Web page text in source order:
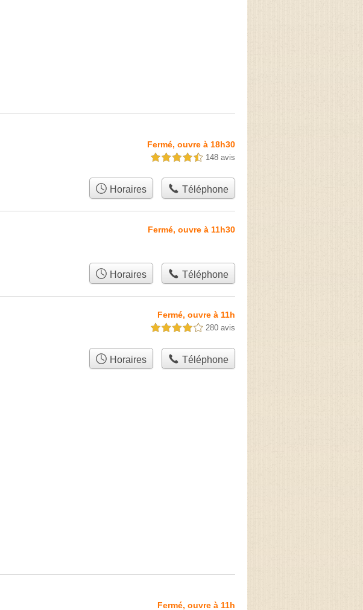
Fermé, ouvre à 18h30
4,5 étoiles sur 5 148 avis
Horaires Téléphone
Fermé, ouvre à 11h30
Horaires Téléphone
Fermé, ouvre à 11h
4,0 étoiles sur 5 280 avis
Horaires Téléphone
Fermé, ouvre à 11h